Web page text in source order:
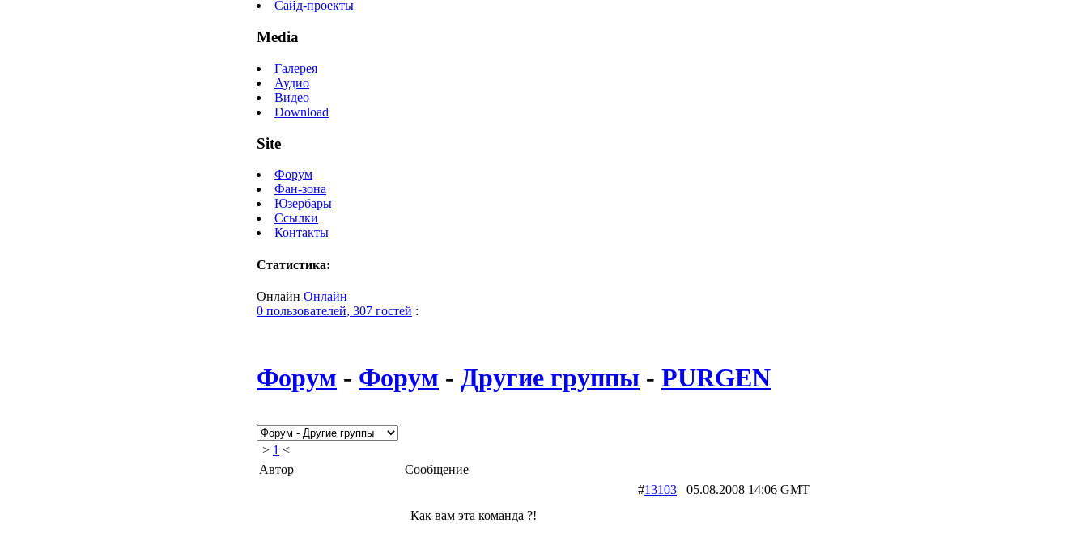
Сайд-проекты
Media
Галерея
Аудио
Видео
Download
Site
Форум
Фан-зона
Юзербары
Ссылки
Контакты
Статистика:
Онлайн Онлайн
0 пользователей, 307 гостей :
Форум - Форум - Другие группы - PURGEN
> 1 <
Автор
Сообщение
#13103 05.08.2008 14:06 GMT
Как вам эта команда ?!